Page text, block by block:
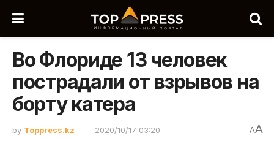
Во Флориде 13 человек
пострадали от взрывов на
борту катера
by Toppress.kz 2020/10/17 03:20 AA